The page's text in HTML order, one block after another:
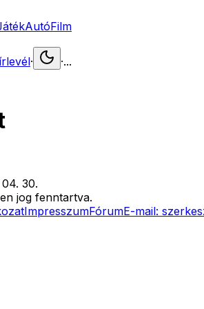
AutóFilm
· ·...
30.
jog fenntartva.
ImpresszumFórumE-mail: